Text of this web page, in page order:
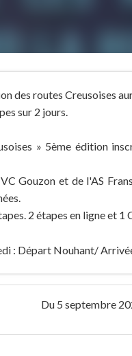
des routes Creusoises
sur 2 jours.
» 5ème édition
Gouzon et de l'AS
2 étapes en ligne et
: Départ Nouhant/
Du 5 septembre